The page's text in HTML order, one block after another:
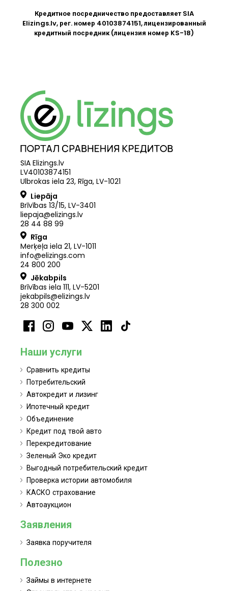
Кредитное посредничество предоставляет SIA
Elizings.lv, рег. номер 40103874151, лицензированный
кредитный посредник (лицензия номер KS-18)
SIA Elizings.lv
LV40103874151
Ulbrokas iela 23, Rīga, LV-1021
Liepāja
Brīvības 13/15, LV-3401
liepaja@elizings.lv
28 44 88 99
Rīga
Merķeļa iela 21, LV-1011
info@elizings.com
24 800 200
Jēkabpils
Brīvības iela 111, LV-5201
jekabpils@elizings.lv
28 300 002
Наши услуги
Сравнить кредиты
Потребительский
Автокредит и лизинг
Ипотечный кредит
Объединение
Кредит под твой авто
Перекредитование
Зеленый Эко кредит
Выгодный потребительский кредит
Проверка истории автомобиля
КАСКО страхование
Автоаукцион
Заявления
Заявка поручителя
Полезно
Займы в интернете